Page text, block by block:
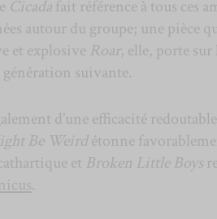
Cicadafait référence à tous ces
autour du groupe; une pièce
et explosive Roar, elle, porte
génération suivante.
d’une efficacité
Be Weirdétonne
et Broken Little Boys
.